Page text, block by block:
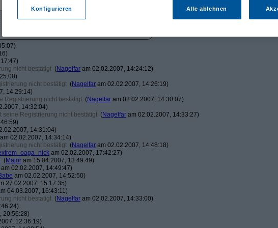
nicht bestätigt (Nagelfar am 02.02.2007, 14:24:12)
nicht bestätigt (Nagelfar am 02.02.2007, 14:26:19)
14:29:14)
Registrierung nicht bestätigt (Nagelfar am 02.02.2007, 14:30:07)
14:32:04)
seine Registrierung nicht bestätigt (Nagelfar am 02.02.2007, 14:33:27)
14:31:04)
am 02.02.2007, 14:34:14)
nicht bestätigt (Nagelfar am 02.02.2007, 14:48:18)
am 02.02.2007, 17:42:27)
(Major am 15.04.2007, 13:49:49)
am 02.02.2007, 14:49:47)
am 02.02.2007, 14:52:50)
27.02.2007, 15:17:35)
04.03.2007, 16:43:11)
nicht bestätigt (Nagelfar am 02.02.2007, 14:33:00)
20:56:28)
12:36:19)
Konfigurieren Alle ablehnen